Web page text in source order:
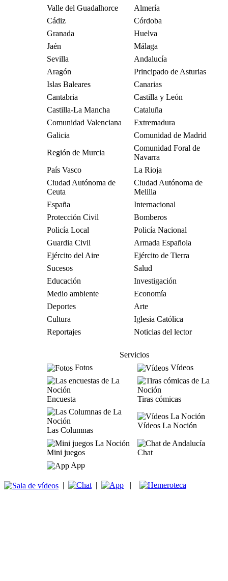
Valle del Guadalhorce
Almería
Cádiz
Córdoba
Granada
Huelva
Jaén
Málaga
Sevilla
Andalucía
Aragón
Principado de Asturias
Islas Baleares
Canarias
Cantabria
Castilla y León
Castilla-La Mancha
Cataluña
Comunidad Valenciana
Extremadura
Galicia
Comunidad de Madrid
Región de Murcia
Comunidad Foral de
Navarra
País Vasco
La Rioja
Ciudad Autónoma de
Ceuta
Ciudad Autónoma de
Melilla
España
Internacional
Protección Civil
Bomberos
Policía Local
Policía Nacional
Guardia Civil
Armada Española
Ejército del Aire
Ejército de Tierra
Sucesos
Salud
Educación
Investigación
Medio ambiente
Economía
Deportes
Arte
Cultura
Iglesia Católica
Reportajes
Noticias del lector
Servicios
Fotos
Vídeos
Encuesta Tiras cómicas
Las Columnas
Vídeos La Noción
Mini juegos
Chat
App
| | |